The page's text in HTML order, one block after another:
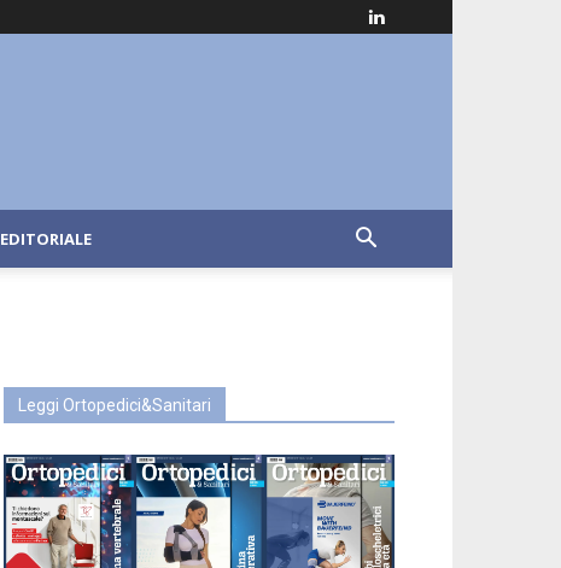
EDITORIALE
Leggi Ortopedici&Sanitari